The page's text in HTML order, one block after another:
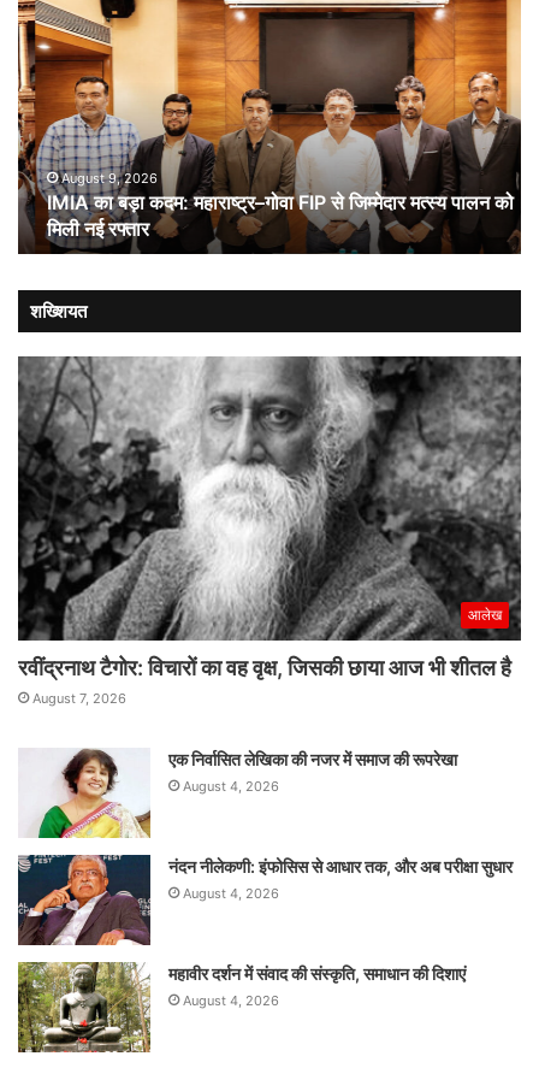
का
बड़ा
कदम:
महाराष्ट्र–
गोवा
FIP
से
जिम्मेदार
मत्स्य
पालन
मिली
नई
रफ्तार
August 9, 2026
IMIA का बड़ा कदम: महाराष्ट्र–गोवा FIP से जिम्मेदार मत्स्य पालन को
मिली नई रफ्तार
शख्शियत
आलेख
रवींद्रनाथ टैगोर: विचारों का वह वृक्ष, जिसकी छाया आज भी शीतल है
August 7, 2026
एक निर्वासित लेखिका की नजर में समाज की रूपरेखा
August 4, 2026
नंदन नीलेकणी: इंफोसिस से आधार तक, और अब परीक्षा सुधार
August 4, 2026
महावीर दर्शन में संवाद की संस्कृति, समाधान की दिशाएं
August 4, 2026